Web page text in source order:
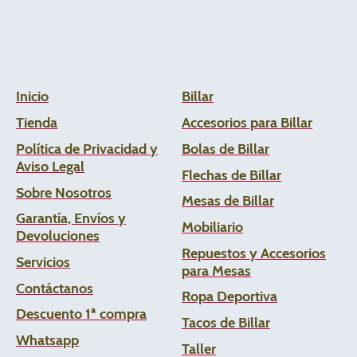
Inicio
Tienda
Política de Privacidad y
Aviso Legal
Sobre Nosotros
Garantía, Envíos y
Devoluciones
Servicios
Contáctanos
Descuento 1ª compra
Whatsapp
Billar
Accesorios para Billar
Bolas de Billar
Flechas de Billar
Mesas de Billar
Mobiliario
Repuestos y Accesorios
para Mesas
Ropa Deportiva
Tacos de Billar
Taller